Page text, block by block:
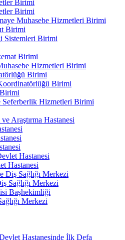
Birimi
Birimi
Muhasebe Hizmetleri Birimi
Birimi
Sistemleri Birimi
Birimi
Hizmetleri Birimi
Birimi
Birimi
Seferberlik Hizmetleri Birimi
Araştırma Hastanesi
Hastanesi
Hastanesi
Diş Sağlığı Merkezi
Sağlığı Merkezi
Başhekimliği
Merkezi
Hastanesinde İlk Defa